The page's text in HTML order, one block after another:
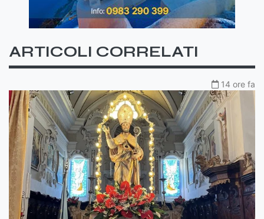
ARTICOLI CORRELATI
14 ore fa